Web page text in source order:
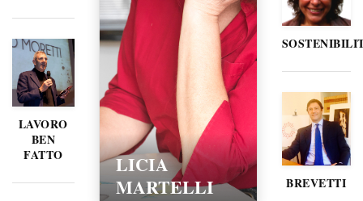
LAVORO
BEN
FATTO
LICIA
MARTELLI
BREVETTI